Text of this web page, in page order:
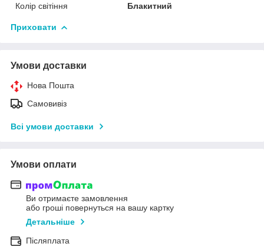
Колір світіння
Блакитний
Приховати
Умови доставки
Нова Пошта
Самовивіз
Всі умови доставки
Умови оплати
Ви отримаєте замовлення
або гроші повернуться на вашу картку
Детальніше
Післяплата